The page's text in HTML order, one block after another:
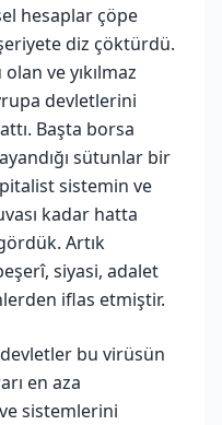
hesaplar çöpe
diz çöktürdü.
ve yıkılmaz
devletlerini
Başta borsa
sütunlar bir
sistemin ve
kadar hatta
Artık
siyasi, adalet
iflas etmiştir.
bu virüsün
en aza
sistemlerini